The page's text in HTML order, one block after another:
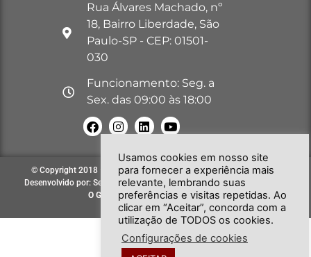
Rua Álvares Machado, nº
18, Bairro Liberdade, São
Paulo-SP - CEP: 01501-
030
Funcionamento: Seg. a
Sex. das 09:00 às 18:00
© Copyright 2018 – 2026. Todos os direitos reservados à GOB-SP |
Desenvolvido por: Secretária de Comunicação e Informática do GOB-SP
O GOB-SPEVOLUINDO PARA VOCÊ!
Usamos cookies em nosso site
para fornecer a experiência mais
relevante, lembrando suas
preferências e visitas repetidas. Ao
clicar em “Aceitar”, concorda com a
utilização de TODOS os cookies.
Configurações de cookies